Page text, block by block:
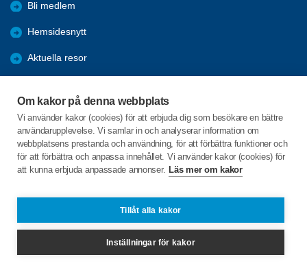
Om kakor på denna webbplats
Vi använder kakor (cookies) för att erbjuda dig som besökare en bättre
användarupplevelse. Vi samlar in och analyserar information om
webbplatsens prestanda och användning, för att förbättra funktioner och
för att förbättra och anpassa innehållet. Vi använder kakor (cookies) för
att kunna erbjuda anpassade annonser. Läs mer om kakor
Tillåt alla kakor
Inställningar för kakor
Bli medlem
Hemsidesnytt
Aktuella resor
Trygghetsringning
Gårdsrådet
C/o:Skeppsgården
spfhabo.medlemsregistret@spant.se